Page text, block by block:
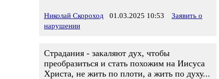
Николай Скороход 01.03.2025 10:53
Заявить о
нарушении
Страдания - закаляют дух, чтобы
преобразиться и стать похожим на Иисуса
Христа, не жить по плоти, а жить по духу...